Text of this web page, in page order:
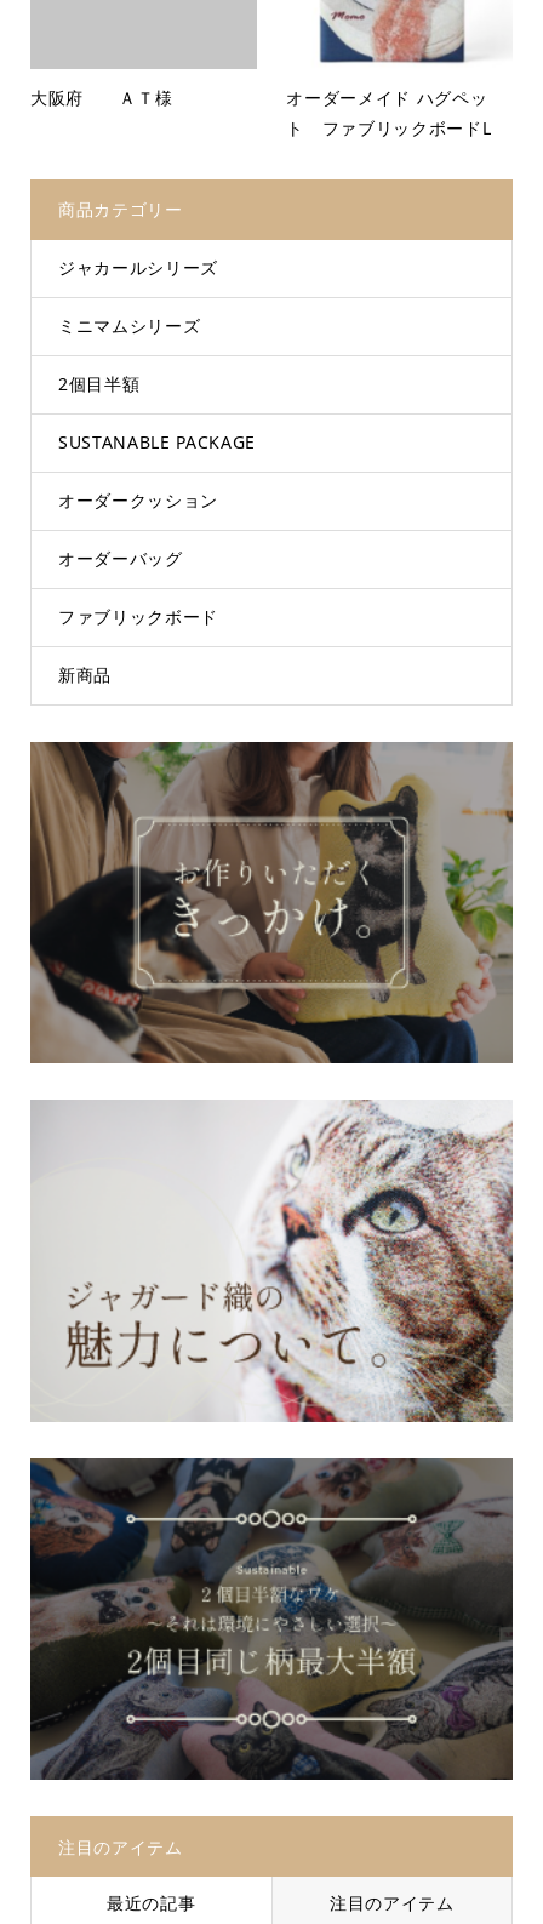
大阪府 ＡＴ様
オーダーメイド ハグペッ
ト ファブリックボードL
商品カテゴリー
ジャカールシリーズ
ミニマムシリーズ
2個目半額
SUSTANABLE PACKAGE
オーダークッション
オーダーバッグ
ファブリックボード
新商品
注目のアイテム
最近の記事 注目のアイテム